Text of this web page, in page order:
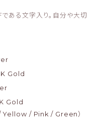
ある文字入り。自分や大切
Gold
Gold
/ Pink / Green）